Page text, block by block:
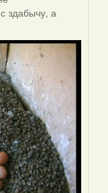
здабычу, а